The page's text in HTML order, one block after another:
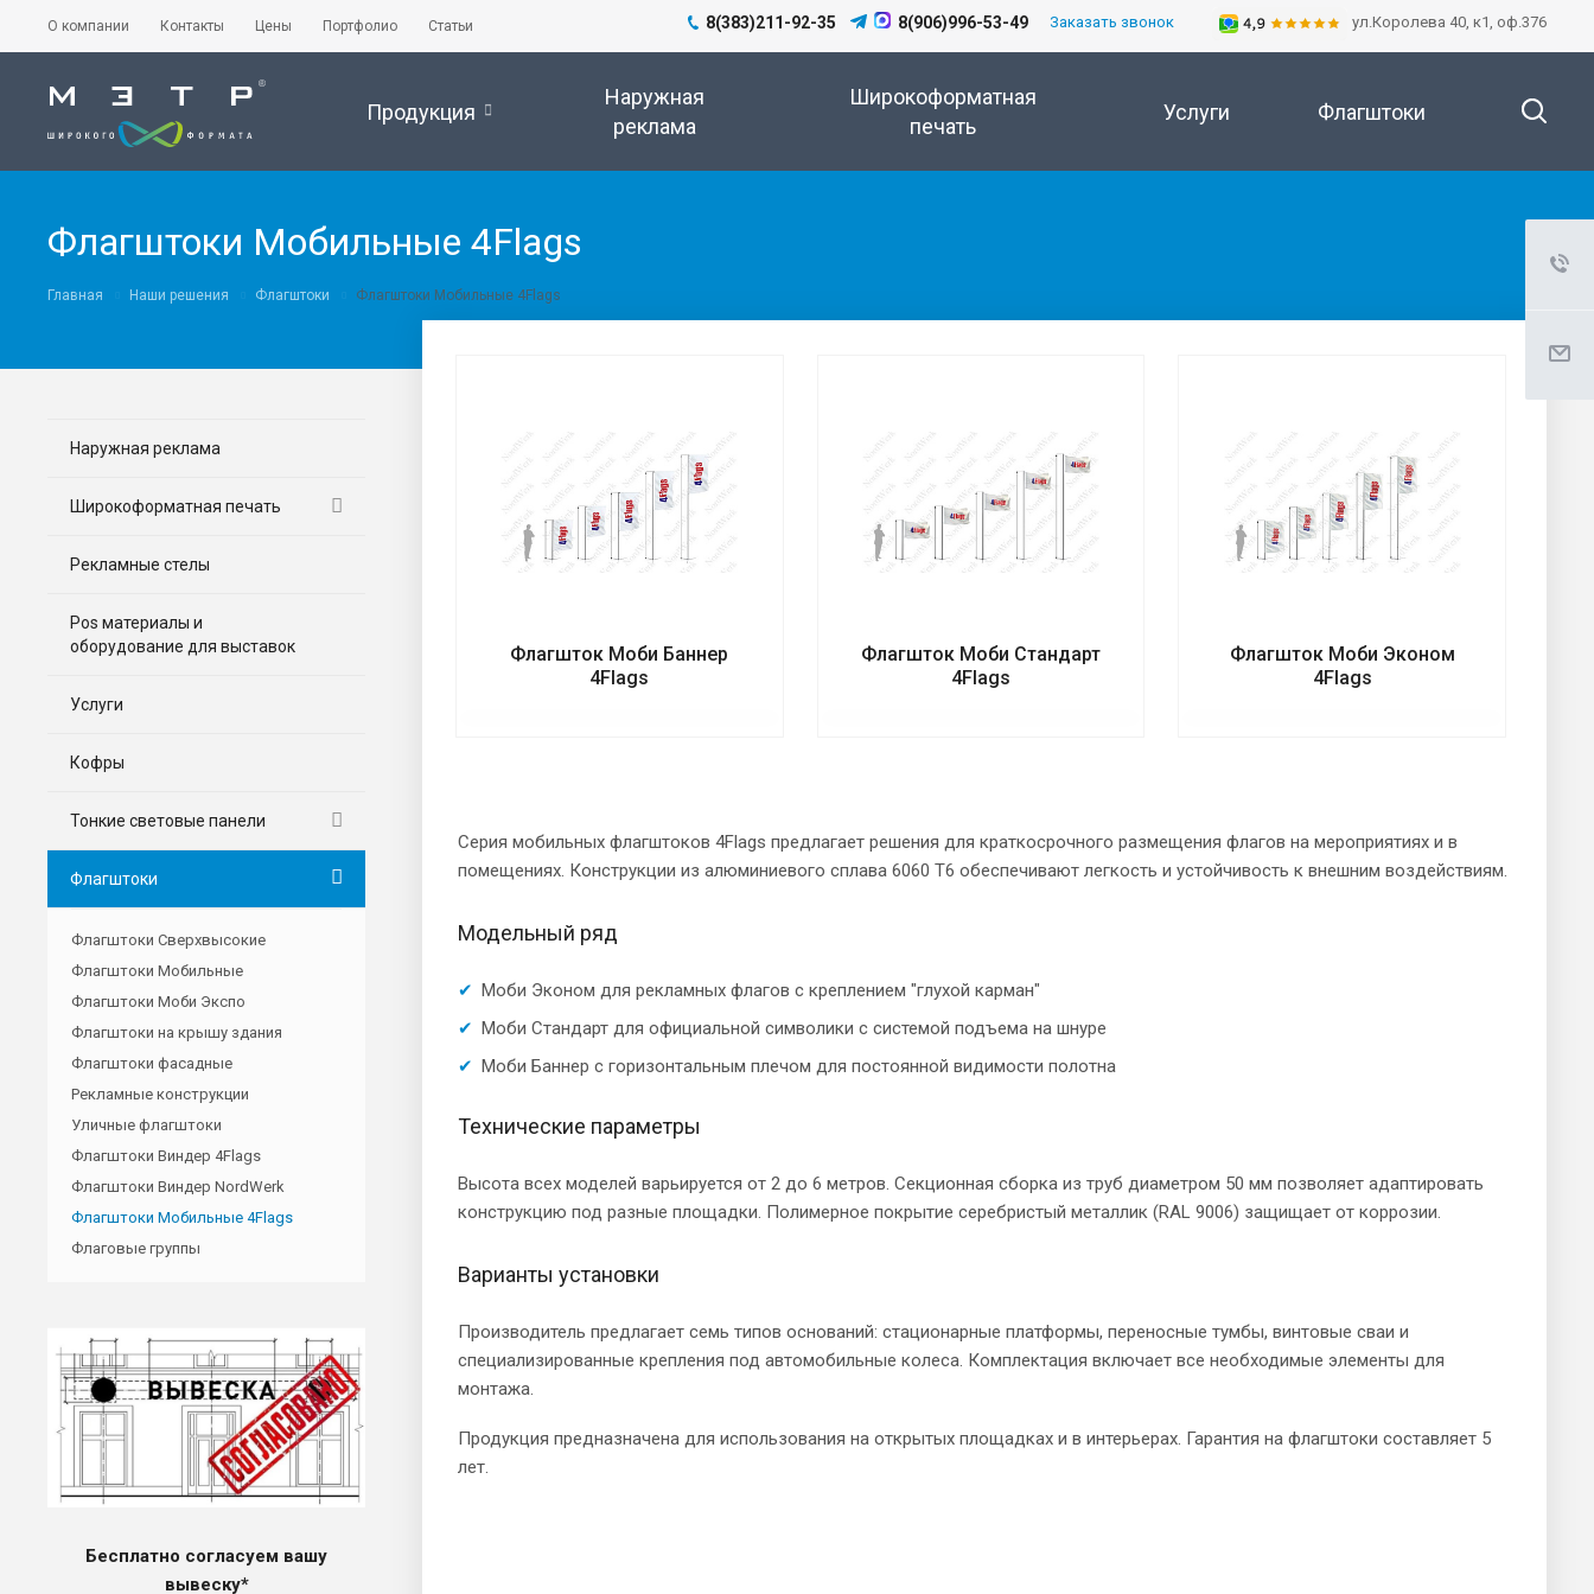
О компании Контакты Цены Портфолио Статьи ул.Королева 40, к1, оф.376
8(383)211-92-35 8(906)996-53-49 Заказать звонок
Продукция
Наружная
реклама
Широкоформатная
печать
Услуги Флагштоки
Флагштоки Мобильные 4Flags
Главная Наши решения Флагштоки Флагштоки Мобильные 4Flags
Флагшток Моби Баннер
4Flags
Флагшток Моби Стандарт
4Flags
Флагшток Моби Эконом
4Flags
Серия мобильных флагштоков 4Flags предлагает решения для краткосрочного размещения флагов на мероприятиях и в
помещениях. Конструкции из алюминиевого сплава 6060 T6 обеспечивают легкость и устойчивость к внешним воздействиям.
Модельный ряд
Моби Эконом для рекламных флагов с креплением "глухой карман"
Моби Стандарт для официальной символики с системой подъема на шнуре
Моби Баннер с горизонтальным плечом для постоянной видимости полотна
Технические параметры
Высота всех моделей варьируется от 2 до 6 метров. Секционная сборка из труб диаметром 50 мм позволяет адаптировать
конструкцию под разные площадки. Полимерное покрытие серебристый металлик (RAL 9006) защищает от коррозии.
Варианты установки
Производитель предлагает семь типов оснований: стационарные платформы, переносные тумбы, винтовые сваи и
специализированные крепления под автомобильные колеса. Комплектация включает все необходимые элементы для
монтажа.
Продукция предназначена для использования на открытых площадках и в интерьерах. Гарантия на флагштоки составляет 5
лет.
Наружная реклама
Широкоформатная печать
Рекламные стелы
Pos материалы и
оборудование для выставок
Услуги
Кофры
Тонкие световые панели
Флагштоки
Флагштоки Сверхвысокие
Флагштоки Мобильные
Флагштоки Моби Экспо
Флагштоки на крышу здания
Флагштоки фасадные
Рекламные конструкции
Уличные флагштоки
Флагштоки Виндер 4Flags
Флагштоки Виндер NordWerk
Флагштоки Мобильные 4Flags
Флаговые группы
Бесплатно согласуем вашу
вывеску*